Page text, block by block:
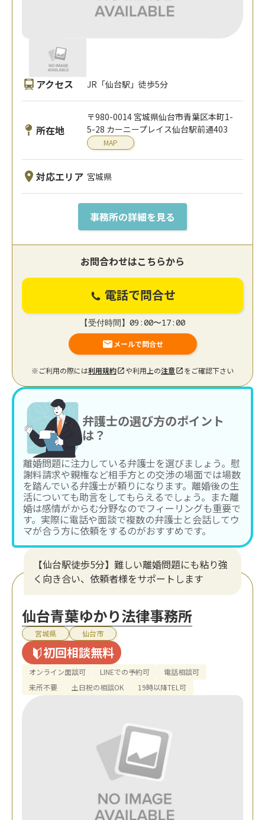
アクセス JR「仙台駅」徒歩5分
所在地
〒980-0014 宮城県仙台市青葉区本町1-
5-28 カーニープレイス仙台駅前通403
MAP
対応エリア 宮城県
事務所の詳細を見る
お問合わせはこちらから
電話で問合せ
【受付時間】09:00〜17:00
メールで問合せ
※ご利用の際には利用規約 や利用上の注意 をご確認下さい
弁護士の選び方のポイント
は？
離婚問題に注力している弁護士を選びましょう。慰
謝料請求や親権など相手方との交渉の場面では場数
を踏んでいる弁護士が頼りになります。離婚後の生
活についても助言をしてもらえるでしょう。また離
婚は感情がからむ分野なのでフィーリングも重要で
す。実際に電話や面談で複数の弁護士と会話してウ
マが合う方に依頼をするのがおすすめです。
【仙台駅徒歩5分】難しい離婚問題にも粘り強
く向き合い、依頼者様をサポートします
仙台青葉ゆかり法律事務所
宮城県 仙台市
初回相談無料
オンライン面談可 LINEでの予約可
電話相談可
来所不要
土日祝の相談OK 19時以降TEL可